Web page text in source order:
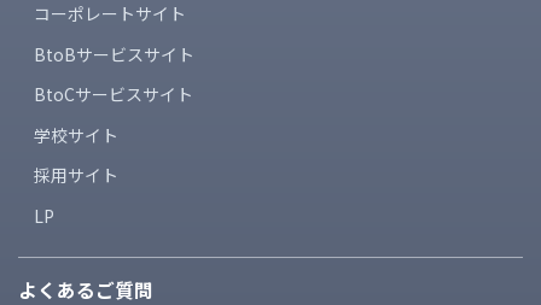
コーポレートサイト
BtoBサービスサイト
BtoCサービスサイト
学校サイト
採用サイト
LP
よくあるご質問